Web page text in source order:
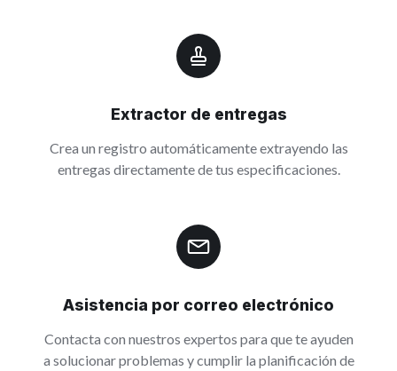
Extractor de entregas
Crea un registro automáticamente extrayendo las
entregas directamente de tus especificaciones.
Asistencia por correo electrónico
Contacta con nuestros expertos para que te ayuden
a solucionar problemas y cumplir la planificación de